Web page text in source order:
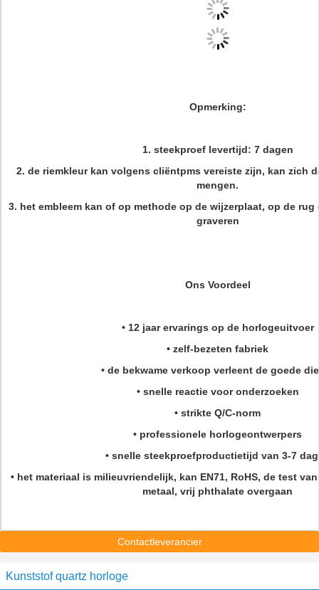
Opmerking:
1. steekproef levertijd: 7 dagen
2. de riemkleur kan volgens cliëntpms vereiste zijn, kan zich
mengen.
3. het embleem kan of op methode op de wijzerplaat, op de
graveren
Ons Voordeel
• 12 jaar ervarings op de horlogeuitvoer
• zelf-bezeten fabriek
• de bekwame verkoop verleent de goede
• snelle reactie voor onderzoeken
• strikte Q/C-norm
• professionele horlogeontwerpers
• snelle steekproefproductietijd van 3-7
• het materiaal is milieuvriendelijk, kan EN71, RoHS, de test
metaal, vrij phthalate overgaan
Contactleverancier
Kunststof quartz horloge